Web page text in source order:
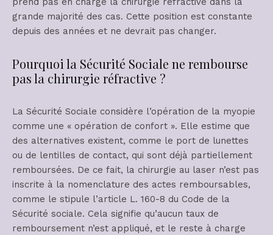
grande majorité des cas. Cette position est constante
depuis des années et ne devrait pas changer.
Pourquoi la Sécurité Sociale ne rembourse
pas la chirurgie réfractive ?
La Sécurité Sociale considère l’opération de la myopie
comme une « opération de confort ». Elle estime que
des alternatives existent, comme le port de lunettes
ou de lentilles de contact, qui sont déjà partiellement
remboursées. De ce fait, la chirurgie au laser n’est pas
inscrite à la nomenclature des actes remboursables,
comme le stipule l’article L. 160-8 du Code de la
Sécurité sociale. Cela signifie qu’aucun taux de
remboursement n’est appliqué, et le reste à charge